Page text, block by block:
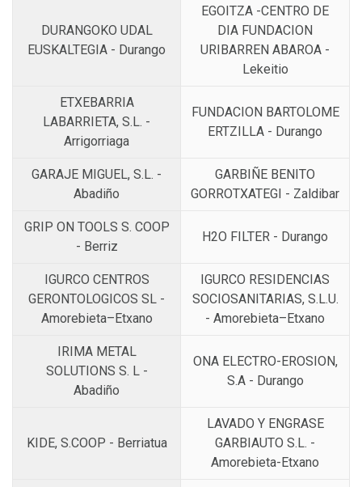
DURANGOKO UDAL
EUSKALTEGIA - Durango
EGOITZA -CENTRO DE
DIA FUNDACION
URIBARREN ABAROA -
Lekeitio
ETXEBARRIA
LABARRIETA, S.L. -
Arrigorriaga
FUNDACION BARTOLOME
ERTZILLA - Durango
GARAJE MIGUEL, S.L. -
Abadiño
GARBIÑE BENITO
GORROTXATEGI - Zaldibar
GRIP ON TOOLS S. COOP
- Berriz
H2O FILTER - Durango
IGURCO CENTROS
GERONTOLOGICOS SL -
Amorebieta–Etxano
IGURCO RESIDENCIAS
SOCIOSANITARIAS, S.L.U.
- Amorebieta–Etxano
IRIMA METAL
SOLUTIONS S. L -
Abadiño
ONA ELECTRO-EROSION,
S.A - Durango
KIDE, S.COOP - Berriatua
LAVADO Y ENGRASE
GARBIAUTO S.L. -
Amorebieta-Etxano